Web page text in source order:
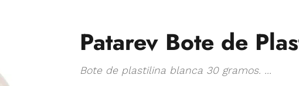
Patarev Bote de
Bote de plastilina blanca 30 gramos. ...